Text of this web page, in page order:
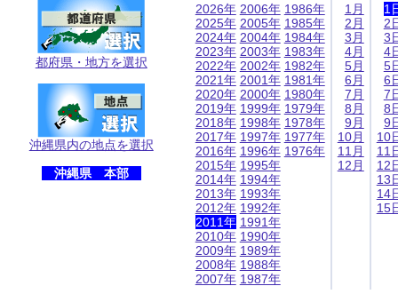
都府県・地方を選択
沖縄県内の地点を選択
沖縄県 本部
2026年
2025年
2024年
2023年
2022年
2021年
2020年
2019年
2018年
2017年
2016年
2015年
2014年
2013年
2012年
2011年
2010年
2009年
2008年
2007年
2006年
2005年
2004年
2003年
2002年
2001年
2000年
1999年
1998年
1997年
1996年
1995年
1994年
1993年
1992年
1991年
1990年
1989年
1988年
1987年
1986年
1985年
1984年
1983年
1982年
1981年
1980年
1979年
1978年
1977年
1976年
1月
2月
3月
4月
5月
6月
7月
8月
9月
10月
11月
12月
1
2
3
4
5
6
7
8
9
10
11
12
13
14
15